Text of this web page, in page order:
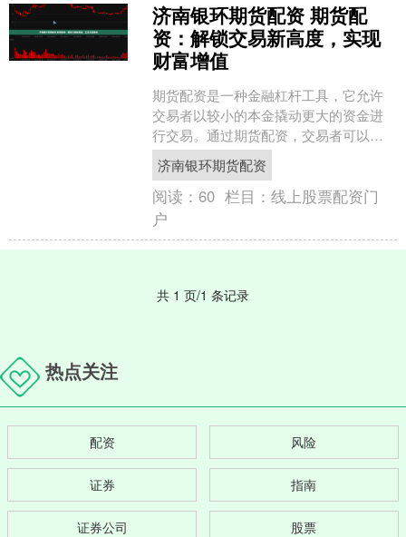
济南银环期货配资 期货配
资：解锁交易新高度，实现
财富增值
期货配资是一种金融杠杆工具，它允许
交易者以较小的本金撬动更大的资金进
行交易。通过期货配资，交易者可以放
大收益，同时也能放大风险。 * **自动化
选股：**资源码....
济南银环期货配资
阅读：60 栏目：线上股票配资门
户
共 1 页/1 条记录
热点关注
配资 风险
证券 指南
证券公司 股票